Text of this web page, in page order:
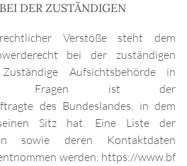
DER ZUSTÄNDIGEN
Verstöße steht dem
bei der zuständigen
Aufsichtsbehörde in
Fragen ist der
des Bundeslandes, in dem
Sitz hat. Eine Liste der
sowie deren Kontaktdaten
werden: https://www.bf